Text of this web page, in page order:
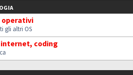
gli altri OS
coding